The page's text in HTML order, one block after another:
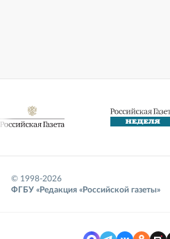
© 1998-2026
ФГБУ «Редакция «Российской газеты»